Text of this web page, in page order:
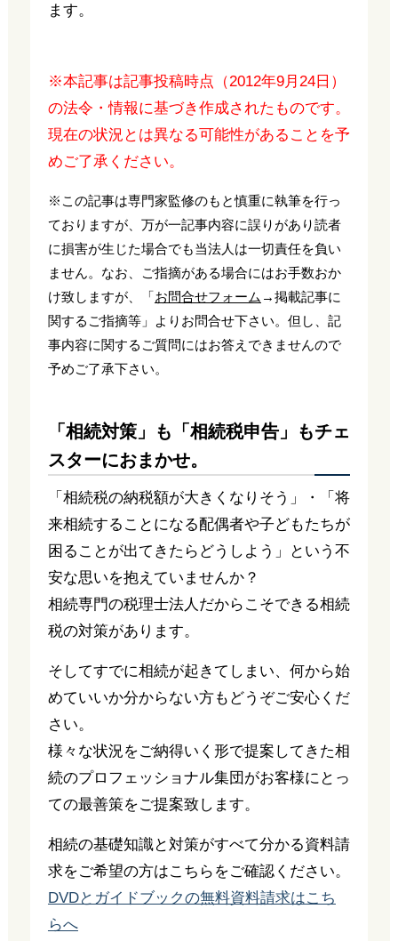
ます。
※本記事は記事投稿時点（2012年9月24日）
の法令・情報に基づき作成されたものです。
現在の状況とは異なる可能性があることを予
めご了承ください。
※この記事は専門家監修のもと慎重に執筆を行っ
ておりますが、万が一記事内容に誤りがあり読者
に損害が生じた場合でも当法人は一切責任を負い
ません。なお、ご指摘がある場合にはお手数おか
け致しますが、「お問合せフォーム →掲載記事に
関するご指摘等」よりお問合せ下さい。但し、記
事内容に関するご質問にはお答えできませんので
予めご了承下さい。
「相続対策」も「相続税申告」もチェ
スターにおまかせ。
「相続税の納税額が大きくなりそう」・「将
来相続することになる配偶者や子どもたちが
困ることが出てきたらどうしよう」という不
安な思いを抱えていませんか？
相続専門の税理士法人だからこそできる相続
税の対策があります。
そしてすでに相続が起きてしまい、何から始
めていいか分からない方もどうぞご安心くだ
さい。
様々な状況をご納得いく形で提案してきた相
続のプロフェッショナル集団がお客様にとっ
ての最善策をご提案致します。
相続の基礎知識と対策がすべて分かる資料請
求をご希望の方はこちらをご確認ください。
DVDとガイドブックの無料資料請求はこち
らへ